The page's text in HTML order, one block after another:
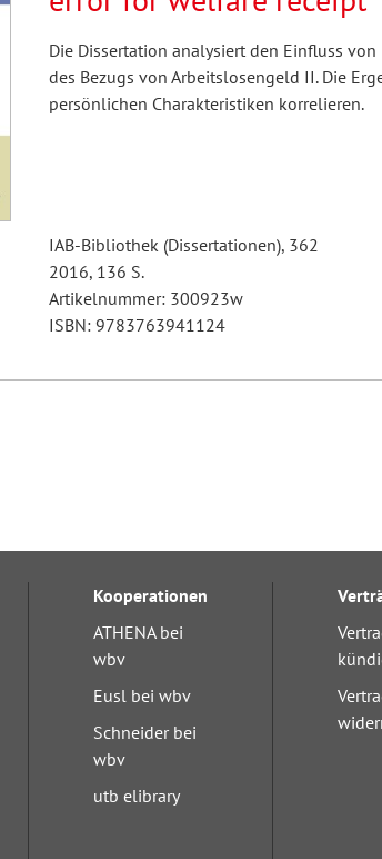
Die Dissertation analysiert den Einfluss
des Bezugs von Arbeitslosengeld II. Die
persönlichen Charakteristiken korrelieren.
IAB-Bibliothek (Dissertationen), 362
2016, 136 S.
Artikelnummer: 300923w
ISBN: 9783763941124
Kooperationen
ATHENA bei
wbv
Eusl bei wbv
Schneider bei
wbv
utb elibrary